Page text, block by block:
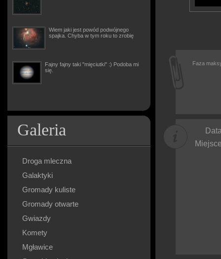
Wiem jaki jest powód podwójnego
spajka. Chyba w tym roku to zrobię
Fajny fajny taki "mięciutki" :) Podoba mi
się.
Galeria
Droga mleczna
Galaktyki
Gromady kuliste
Gromady otwarte
Gwiazdy
Komety
Mgławice
Faza